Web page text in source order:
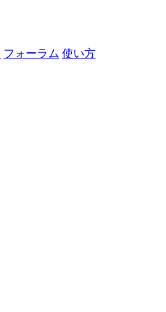
フォーラム 使い方